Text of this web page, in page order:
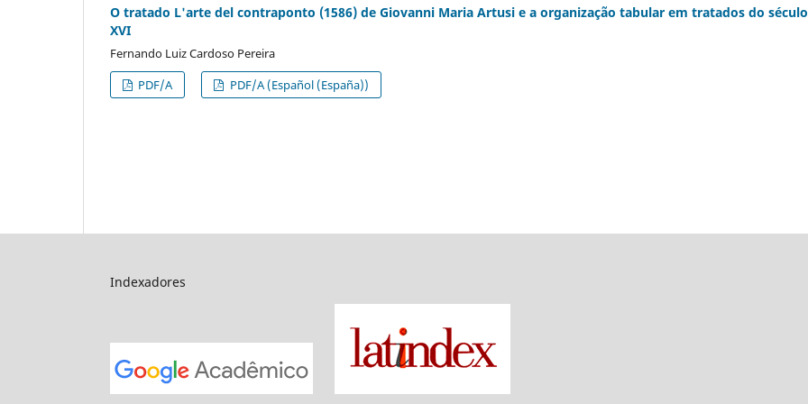
O tratado L'arte del contraponto (1586) de Giovanni Maria Artusi e a organização tabular em tratados do século
XVI
Fernando Luiz Cardoso Pereira
PDF/A
PDF/A (Español (España))
Indexadores